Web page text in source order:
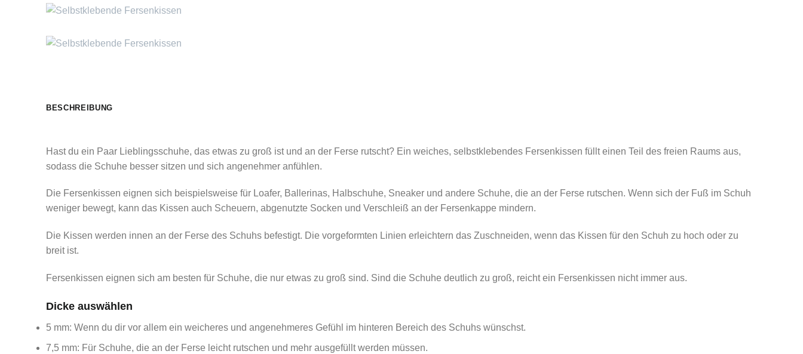
BESCHREIBUNG
Hast du ein Paar Lieblingsschuhe, das etwas zu groß ist und an der Ferse rutscht? Ein weiches, selbstklebendes Fersenkissen füllt einen Teil des freien Raums aus,
sodass die Schuhe besser sitzen und sich angenehmer anfühlen.
Die Fersenkissen eignen sich beispielsweise für Loafer, Ballerinas, Halbschuhe, Sneaker und andere Schuhe, die an der Ferse rutschen. Wenn sich der Fuß im Schuh
weniger bewegt, kann das Kissen auch Scheuern, abgenutzte Socken und Verschleiß an der Fersenkappe mindern.
Die Kissen werden innen an der Ferse des Schuhs befestigt. Die vorgeformten Linien erleichtern das Zuschneiden, wenn das Kissen für den Schuh zu hoch oder zu
breit ist.
Fersenkissen eignen sich am besten für Schuhe, die nur etwas zu groß sind. Sind die Schuhe deutlich zu groß, reicht ein Fersenkissen nicht immer aus.
Dicke auswählen
5 mm: Wenn du dir vor allem ein weicheres und angenehmeres Gefühl im hinteren Bereich des Schuhs wünschst.
7,5 mm: Für Schuhe, die an der Ferse leicht rutschen und mehr ausgefüllt werden müssen.